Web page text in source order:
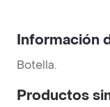
Información
Botella.
Productos